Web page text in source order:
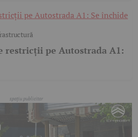
restricții pe Autostrada A1: